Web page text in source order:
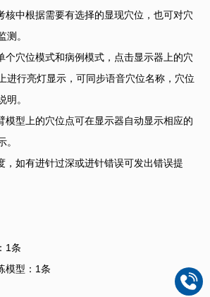
核中根据需要有选择的显现穴位，也可对穴
测。
个穴位模式和病例模式，点击显示器上的穴
进行亮灯显示，可同步语音穴位名称，穴位
明。
模型上的穴位点可在显示器自动显示相应的
。
，如有进针过深或进针错误可发出错误提
1条
模型：1条